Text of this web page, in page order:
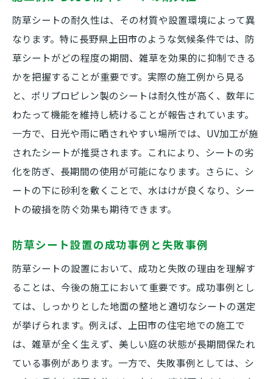
防草シートの耐久性は、その材質や設置環境によって異
なります。特に長野県上田市のような気候条件では、防
草シートがどの程度の期間、雑草を効果的に抑制できる
かを把握することが重要です。実際の施工例から見る
と、ポリプロピレン製のシートは耐久性が高く、数年に
わたって機能を維持し続けることが報告されています。
一方で、日光や雨に晒されやすい場所では、UV加工が施
されたシートが推奨されます。これにより、シートの劣
化を防ぎ、長期間の使用が可能になります。さらに、シ
ートの下に砂利を敷くことで、水はけが良くなり、シー
トの破損を防ぐ効果も期待できます。
防草シート設置の成功事例と失敗事例
防草シートの設置において、成功と失敗の理由を理解す
ることは、今後の施工において重要です。成功事例とし
ては、しっかりとした地面の整地と適切なシートの選定
が挙げられます。例えば、上田市の住宅地での施工で
は、雑草が全く生えず、美しい庭の状態が長期間保たれ
ている事例があります。一方で、失敗事例としては、シ